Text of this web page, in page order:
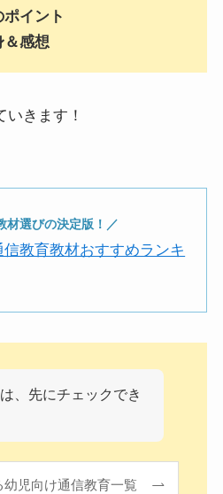
イント
＆感想
きます！
材選びの決定版！／
教育教材おすすめランキ
、先にチェックでき
幼児向け通信教育一覧